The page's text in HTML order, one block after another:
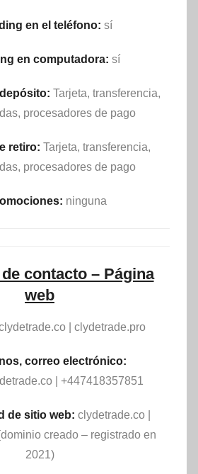
en el teléfono: sí
en computadora: sí
Tarjeta, transferencia,
procesadores de pago
retiro: Tarjeta, transferencia,
procesadores de pago
ninguna
contacto – Página
web
| clydetrade.pro
correo electrónico:
| +447418357851
de sitio web: clydetrade.co |
creado – registrado en
2021)